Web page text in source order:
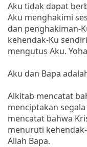
Aku tidak dapat
Aku menghakimi
dan penghakiman-
kehendak-Ku
mengutus Aku.
Aku dan Bapa
Alkitab mencatat
menciptakan
mencatat bahwa
menuruti
Allah Bapa.